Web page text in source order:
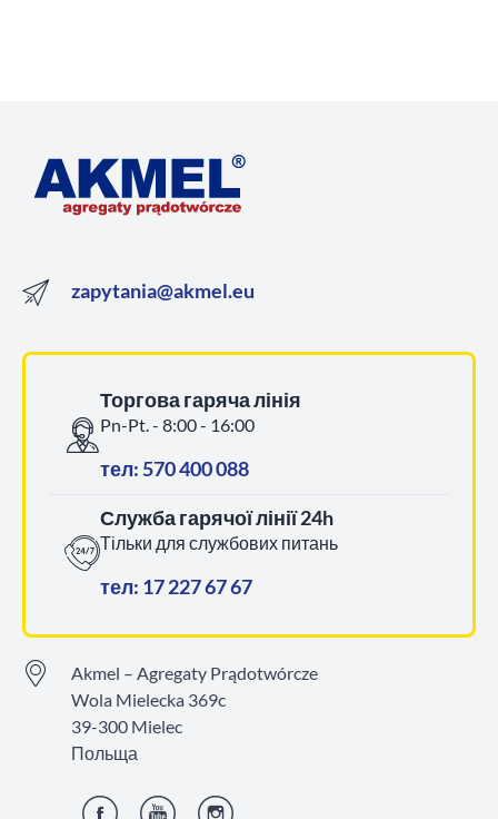
zapytania@akmel.eu
Торгова гаряча лінія
Pn-Pt. - 8:00 - 16:00
тел: 570 400 088
Служба гарячої лінії 24h
Тільки для службових питань
тел: 17 227 67 67
Akmel – Agregaty Prądotwórcze
Wola Mielecka 369c
39-300 Mielec
Польща